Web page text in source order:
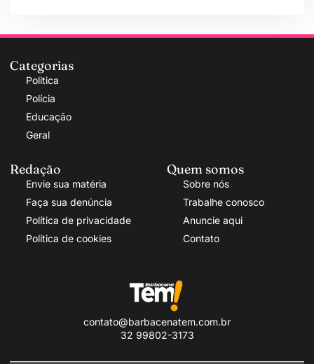
Categorias
Politica
Polícia
Educação
Geral
Redação
Envie sua matéria
Faça sua denúncia
Política de privacidade
Política de cookies
Quem somos
Sobre nós
Trabalhe conosco
Anuncie aqui
Contato
contato@barbacenatem.com.br
32 99802-3173